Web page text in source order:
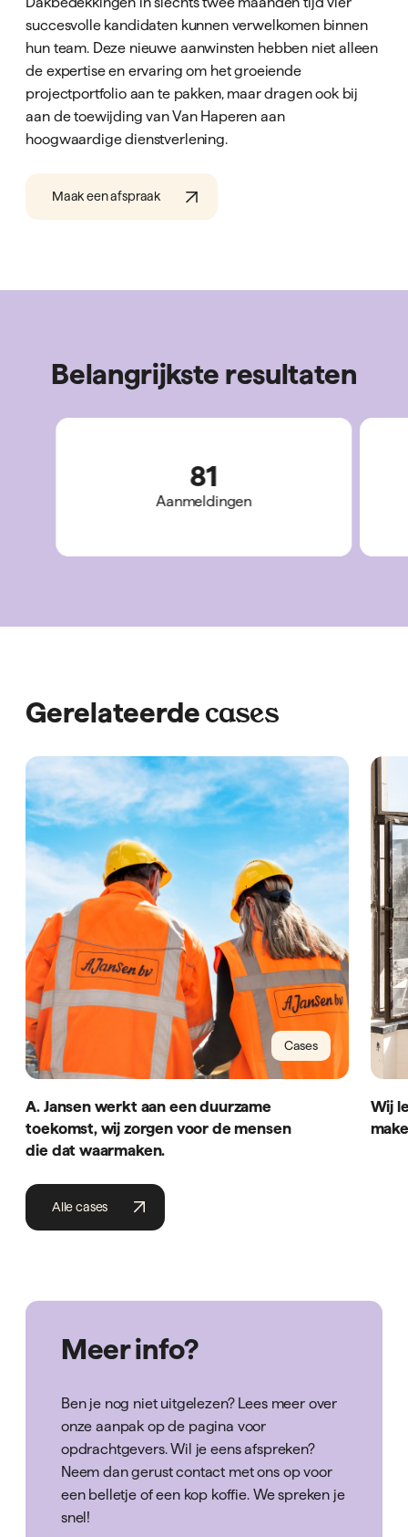
succesvolle kandidaten kunnen verwelkomen binnen
hun team. Deze nieuwe aanwinsten hebben niet alleen
de expertise en ervaring om het groeiende
projectportfolio aan te pakken, maar dragen ook bij
aan de toewijding van Van Haperen aan
hoogwaardige dienstverlening.
Maak een afspraak
Belangrijkste resultaten
81
Aanmeldingen
Gerelateerde cases
Cases
A. Jansen werkt aan een duurzame
toekomst, wij zorgen voor de mensen
die dat waarmaken.
Wij
Alle cases
Meer info?
Ben je nog niet uitgelezen? Lees meer over
onze aanpak op de pagina voor
opdrachtgevers. Wil je eens afspreken?
Neem dan gerust contact met ons op voor
een belletje of een kop koffie. We spreken je
snel!